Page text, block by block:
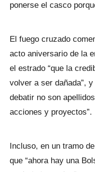
ponerse el casco
El fuego cruzado
acto aniversario de la
el estrado “que la
volver a ser dañada”,
debatir no son
acciones y proyectos”.
Incluso, en un tramo
que “ahora hay una